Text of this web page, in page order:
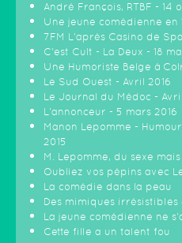
André François, RTBF - 14
Une jeune comédienne en
7FM L'après Casino de
C'est Cult - La Deux - 18
Une Humoriste Belge à
Le Sud Ouest - Avril 2016
Le Journal du Médoc -
L'annonceur - 5 mars 2016
Manon Lepomme -
2015
M. Lepomme, du sexe
Oubliez vos pépins avec
La comédie dans la peau
Des mimiques irrésistibles
La jeune comédienne ne
Cette fille a un talent fou